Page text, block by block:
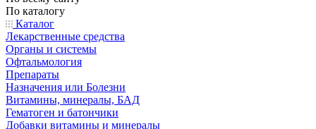
По каталогу
Каталог
Лекарственные средства
Органы и системы
Офтальмология
Препараты
Назначения или Болезни
Витамины, минералы, БАД
Гематоген и батончики
Добавки витамины и минералы